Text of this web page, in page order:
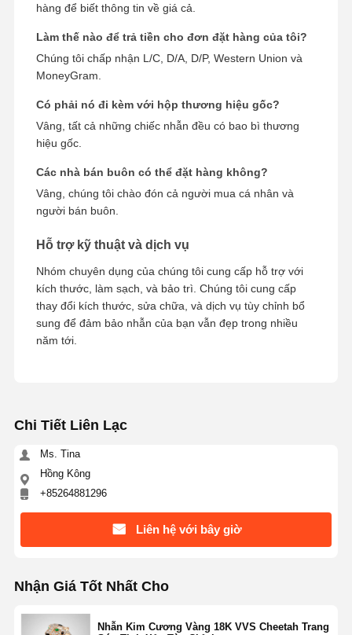
hàng để biết thông tin về giá cả.
Làm thế nào để trả tiền cho đơn đặt hàng của tôi?
Chúng tôi chấp nhận L/C, D/A, D/P, Western Union và
MoneyGram.
Có phải nó đi kèm với hộp thương hiệu gốc?
Vâng, tất cả những chiếc nhẫn đều có bao bì thương
hiệu gốc.
Các nhà bán buôn có thể đặt hàng không?
Vâng, chúng tôi chào đón cả người mua cá nhân và
người bán buôn.
Hỗ trợ kỹ thuật và dịch vụ
Nhóm chuyên dụng của chúng tôi cung cấp hỗ trợ với
kích thước, làm sạch, và bảo trì. Chúng tôi cung cấp
thay đổi kích thước, sửa chữa, và dịch vụ tùy chỉnh bổ
sung để đảm bảo nhẫn của bạn vẫn đẹp trong nhiều
năm tới.
Chi Tiết Liên Lạc
Ms. Tina
Hồng Kông
+85264881296
Liên hệ với bây giờ
Nhận Giá Tốt Nhất Cho
Nhẫn Kim Cương Vàng 18K VVS Cheetah Trang